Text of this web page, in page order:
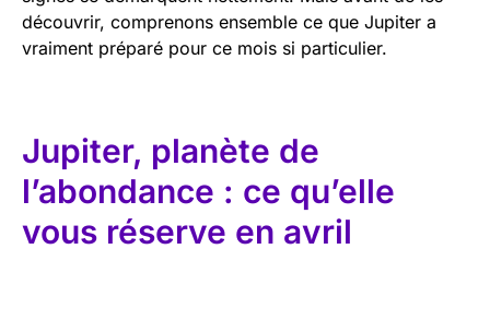
découvrir, comprenons ensemble ce que Jupiter a
vraiment préparé pour ce mois si particulier.
Jupiter, planète de
l’abondance : ce qu’elle
vous réserve en avril